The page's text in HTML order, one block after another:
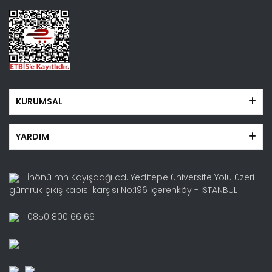
KURUMSAL
YARDIM
İnönü mh Kayışdağı cd. Yeditepe üniversite Yolu üzeri
gümrük çıkış kapısı karşısı No:196 İçerenköy - İSTANBUL
0850 800 66 66